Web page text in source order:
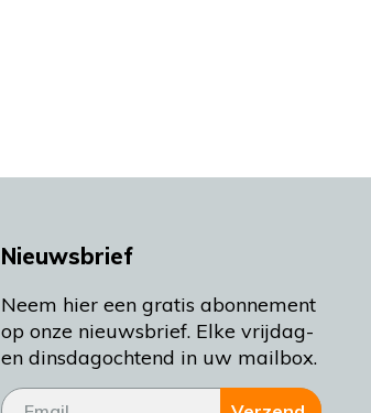
Nieuwsbrief
Neem hier een gratis abonnement
op onze nieuwsbrief. Elke vrijdag-
en dinsdagochtend in uw mailbox.